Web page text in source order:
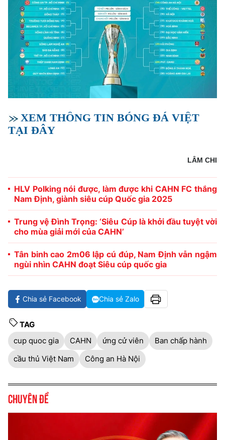
XEM THÔNG TIN BÓNG ĐÁ VIỆT
TẠI ĐÂY
LÂM CHI
HLV Polking nói được, làm được khi CAHN FC thắng
Nam Định, giành siêu cúp Quốc gia 2025
Trung vệ Đình Trọng: ‘Siêu Cúp là khởi đầu tuyệt vời
cho mùa giải mới của CAHN’
Tân binh cao 2m06 lập cú đúp, Nam Định vẫn ngậm
ngùi nhìn CAHN đoạt Siêu cúp quốc gia
Chia sẻ Facebook Chia sẻ Zalo
TAG
cup quoc gia
CAHN ứng cử viên
Ban chấp hành
cầu thủ Việt Nam
Công an Hà Nội
Chuyên đề